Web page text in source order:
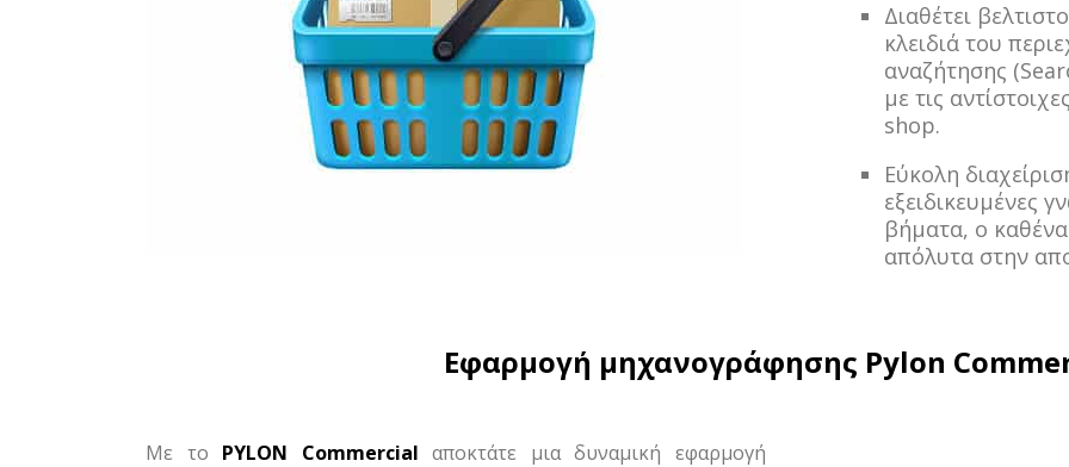
Διαθέτει
κλειδιά του
αναζήτησης
με τις
shop.
Εύκολη
εξειδικευμένες
βήματα, ο
απόλυτα στην
Εφαρμογή μηχανογράφησης Pylon
Με το PYLON Commercial αποκτάτε μια δυναμική εφαρμογή